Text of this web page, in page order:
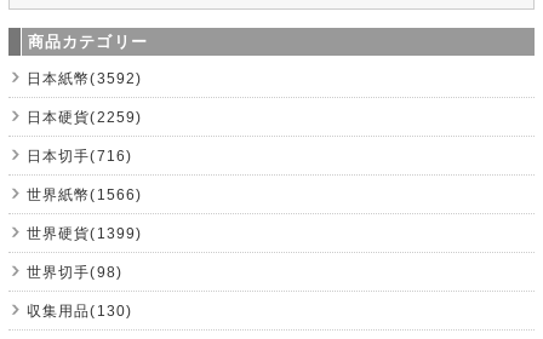
商品カテゴリー
日本紙幣(3592)
日本硬貨(2259)
日本切手(716)
世界紙幣(1566)
世界硬貨(1399)
世界切手(98)
収集用品(130)